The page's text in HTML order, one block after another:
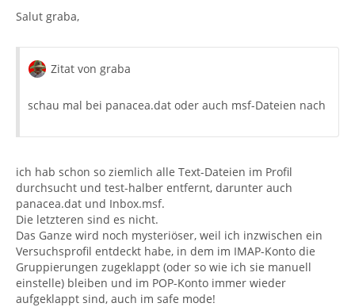
Salut graba,
Zitat von graba
schau mal bei panacea.dat oder auch msf-Dateien nach
ich hab schon so ziemlich alle Text-Dateien im Profil
durchsucht und test-halber entfernt, darunter auch
panacea.dat und Inbox.msf.
Die letzteren sind es nicht.
Das Ganze wird noch mysteriöser, weil ich inzwischen ein
Versuchsprofil entdeckt habe, in dem im IMAP-Konto die
Gruppierungen zugeklappt (oder so wie ich sie manuell
einstelle) bleiben und im POP-Konto immer wieder
aufgeklappt sind, auch im safe mode!